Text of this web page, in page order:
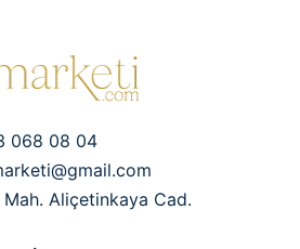
068 08 04
Mah. Aliçetinkaya Cad.